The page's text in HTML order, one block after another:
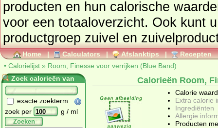
producten en hun calorische waarden ga dan
voor een totaaloverzicht. Ook kunt
productgroep zuivel en
Home | Calculators | Afslanktips | Recepten
• Calorielijst » Room, Finesse voor verrijken (Blue Band)
Zoek calorieën van
exacte zoekterm
zoek per
g / ml
Zoeken
Calorieën Room,
Calorie
Extra calorie
Ingrediënten
Allergie
Producten